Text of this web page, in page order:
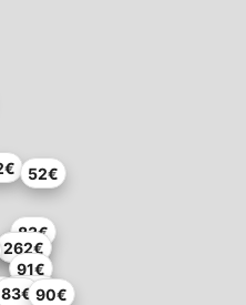
83€
250€
91€
80€
90€
52€
83€
262€